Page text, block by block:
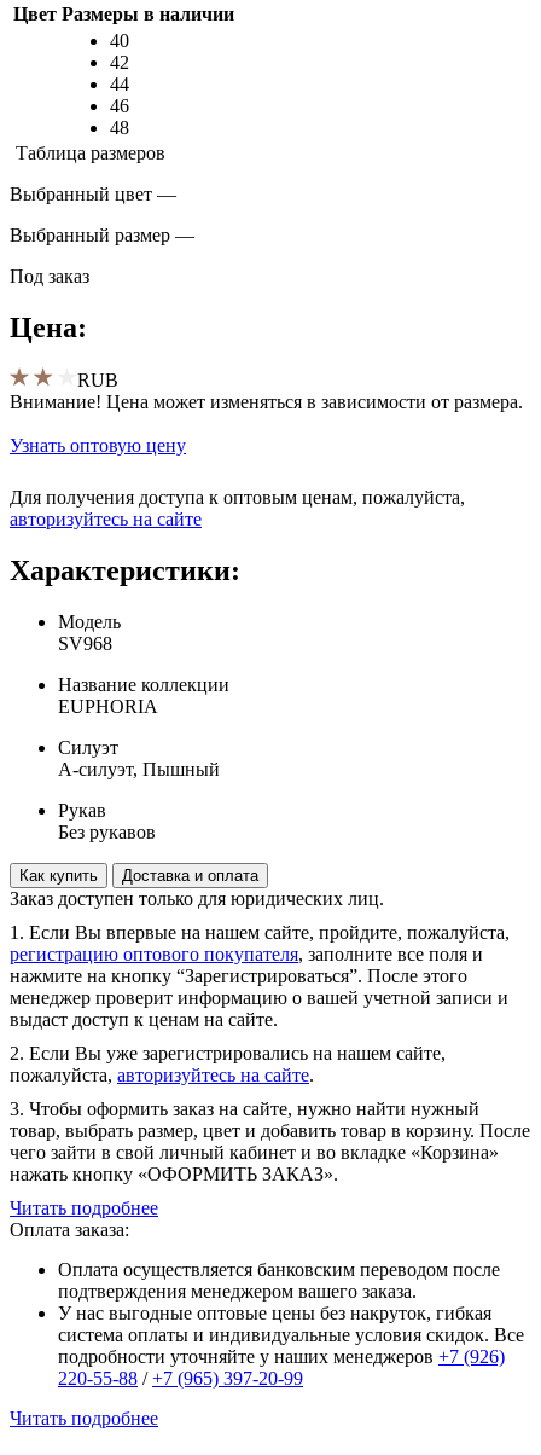
Цвет Размеры в наличии
40
42
44
46
48
Таблица размеров
Выбранный цвет —
Выбранный размер —
Под заказ
Цена:
RUB
Внимание! Цена может изменяться в зависимости от размера.
Узнать оптовую цену
Для получения доступа к оптовым ценам, пожалуйста,
aвторизуйтесь на сайте
Характеристики:
Модель
SV968
Название коллекции
EUPHORIA
Силуэт
А-силуэт, Пышный
Рукав
Без рукавов
Как купить Доставка и оплата
Заказ доступен только для юридических лиц.
1. Если Вы впервые на нашем сайте, пройдите, пожалуйста,
регистрацию оптового покупателя, заполните все поля и
нажмите на кнопку “Зарегистрироваться”. После этого
менеджер проверит информацию о вашей учетной записи и
выдаст доступ к ценам на сайте.
2. Если Вы уже зарегистрировались на нашем сайте,
пожалуйста, авторизуйтесь на сайте.
3. Чтобы оформить заказ на сайте, нужно найти нужный
товар, выбрать размер, цвет и добавить товар в корзину. После
чего зайти в свой личный кабинет и во вкладке «Корзина»
нажать кнопку «ОФОРМИТЬ ЗАКАЗ».
Читать подробнее
Оплата заказа:
Оплата осуществляется банковским переводом после
подтверждения менеджером вашего заказа.
У нас выгодные оптовые цены без накруток, гибкая
система оплаты и индивидуальные условия скидок. Все
подробности уточняйте у наших менеджеров +7 (926)
220-55-88 /+7 (965) 397-20-99
Читать подробнее